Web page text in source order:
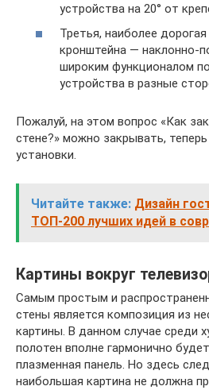
устройства на 20° от
Третья, наиболее
кронштейна — наклонно-
широким функционалом
устройства в разные
Пожалуй, на этом вопрос «Как
стене?» можно закрывать,
установки.
Читайте также: Дизайн
ТОП-200 лучших идей в
Картины вокруг
Самым простым и
стены является композиция из
картины. В данном случае среди
полотен вполне гармонично
плазменная панель. Но здесь
наибольшая картина не должна